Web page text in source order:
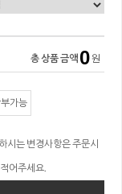
총 상품 금액 0 원
가능
시는 변경사항은 주문시
어주세요.